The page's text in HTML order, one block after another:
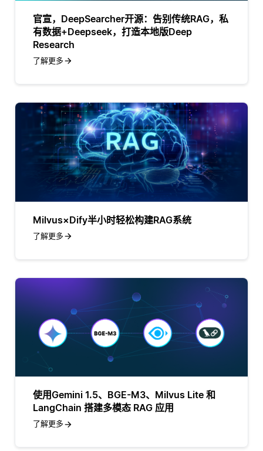
官宣，DeepSearcher开源：告别传统RAG，私
有数据+Deepseek，打造本地版Deep
Research
了解更多
Milvus×Dify半小时轻松构建RAG系统
了解更多
使用Gemini 1.5、BGE-M3、Milvus Lite 和
LangChain 搭建多模态 RAG 应用
了解更多